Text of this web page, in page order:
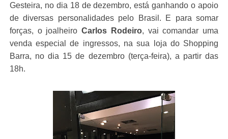
Gesteira, no dia 18 de dezembro, está ganhando o apoio
de diversas personalidades pelo Brasil. E para somar
forças, o joalheiroCarlos Rodeiro, vai comandar uma
venda especial de ingressos, na sua loja do Shopping
Barra, no dia 15 de dezembro (terça-feira), a partir das
18h.